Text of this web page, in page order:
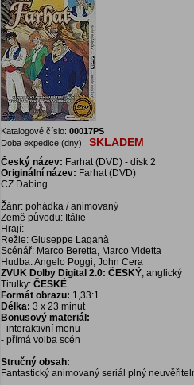
Katalogové číslo: 00017PS
Doba expedice (dny): SKLADEM
Český název: Farhat (DVD) - disk 2
Originální název: Farhat (DVD)
CZ Dabing
Žánr: pohádka / animovaný
Země původu: Itálie
Hrají: -
Režie: Giuseppe Laganà
Scénář: Marco Beretta, Marco Videtta
Hudba: Angelo Poggi, John Cera
ZVUK Dolby Digital 2.0: ČESKÝ, anglický
Titulky: ČESKÉ
Formát obrazu: 1,33:1
Délka: 3 x 23 minut
Bonusový materiál:
- interaktivní menu
- přímá volba scén
Stručný obsah:
Fantastický animovaný seriál plný